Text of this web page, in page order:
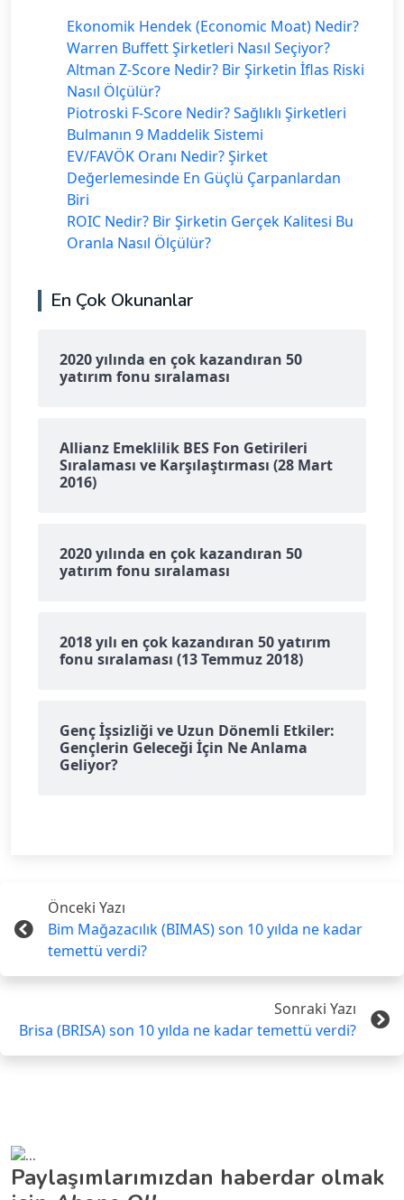
Ekonomik Hendek (Economic Moat) Nedir?
Warren Buffett Şirketleri Nasıl Seçiyor?
Altman Z-Score Nedir? Bir Şirketin İflas Riski
Nasıl Ölçülür?
Piotroski F-Score Nedir? Sağlıklı Şirketleri
Bulmanın 9 Maddelik Sistemi
EV/FAVÖK Oranı Nedir? Şirket
Değerlemesinde En Güçlü Çarpanlardan
Biri
ROIC Nedir? Bir Şirketin Gerçek Kalitesi Bu
Oranla Nasıl Ölçülür?
En Çok Okunanlar
2020 yılında en çok kazandıran 50
yatırım fonu sıralaması
Allianz Emeklilik BES Fon Getirileri
Sıralaması ve Karşılaştırması (28 Mart
2016)
2020 yılında en çok kazandıran 50
yatırım fonu sıralaması
2018 yılı en çok kazandıran 50 yatırım
fonu sıralaması (13 Temmuz 2018)
Genç İşsizliği ve Uzun Dönemli Etkiler:
Gençlerin Geleceği İçin Ne Anlama
Geliyor?
Önceki Yazı
Bim Mağazacılık (BIMAS) son 10 yılda ne kadar
temettü verdi?
Sonraki Yazı
Brisa (BRISA) son 10 yılda ne kadar temettü verdi?
Paylaşımlarımızdan haberdar olmak